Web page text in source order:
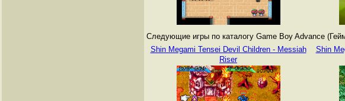
Следующие игры по каталогу Game Boy Advance
Shin Megami Tensei Devil Children - Messiah
Riser
Shin